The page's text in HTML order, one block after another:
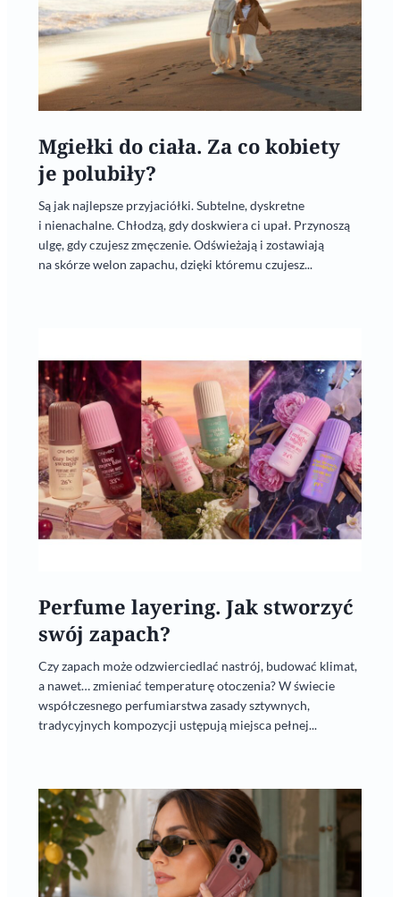
Mgiełki do ciała. Za co kobiety
je polubiły?
Są jak najlepsze przyjaciółki. Subtelne, dyskretne
i nienachalne. Chłodzą, gdy doskwiera ci upał. Przynoszą
ulgę, gdy czujesz zmęczenie. Odświeżają i zostawiają
na skórze welon zapachu, dzięki któremu czujesz...
Perfume layering. Jak stworzyć
swój zapach?
Czy zapach może odzwierciedlać nastrój, budować klimat,
a nawet… zmieniać temperaturę otoczenia? W świecie
współczesnego perfumiarstwa zasady sztywnych,
tradycyjnych kompozycji ustępują miejsca pełnej...